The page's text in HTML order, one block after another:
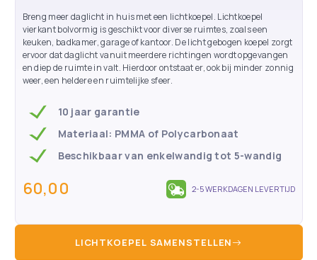
Breng meer daglicht in huis met een lichtkoepel. Lichtkoepel
vierkant bolvormig is geschikt voor diverse ruimtes, zoals een
keuken, badkamer, garage of kantoor. De licht gebogen koepel zorgt
ervoor dat daglicht vanuit meerdere richtingen wordt opgevangen
en diep de ruimte in valt. Hierdoor ontstaat er, ook bij minder zonnig
weer, een heldere en ruimtelijke sfeer.
10 jaar garantie
Materiaal: PMMA of Polycarbonaat
Beschikbaar van enkelwandig tot 5-wandig
60,00 2-5 WERKDAGEN LEVERTIJD
LICHTKOEPEL SAMENSTELLEN